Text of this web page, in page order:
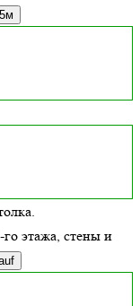
этажа, стены и